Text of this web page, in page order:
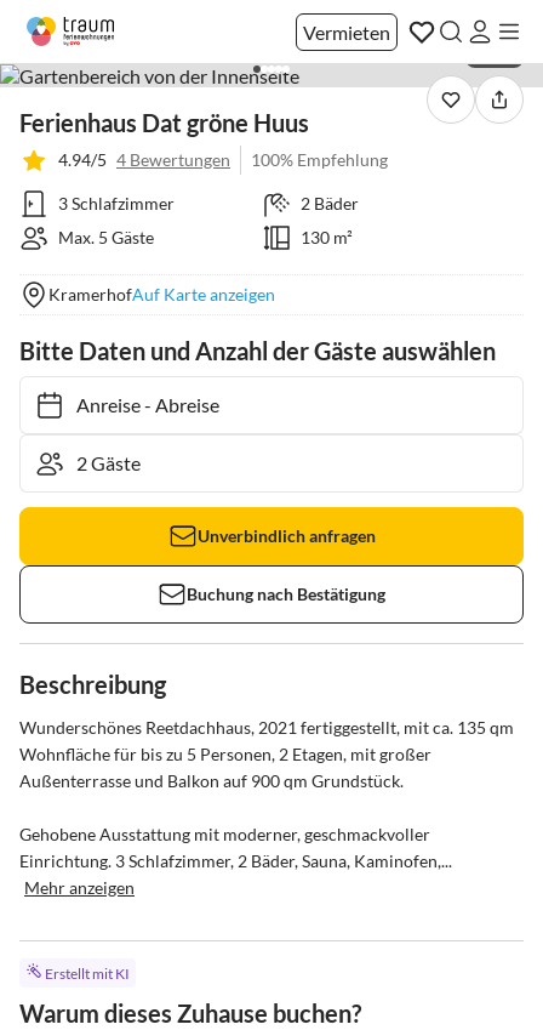
Vermieten
Ferienhaus Dat gröne Huus
4.94/5 4 Bewertungen 100% Empfehlung
3 Schlafzimmer
2 Bäder
Max. 5 Gäste
130 m²
KramerhofAuf Karte anzeigen
Bitte Daten und Anzahl der Gäste auswählen
Anreise- Abreise
Unverbindlich anfragen
Buchung nach Bestätigung
Beschreibung
Wunderschönes Reetdachhaus, 2021 fertiggestellt, mit ca. 135 qm
Wohnfläche für bis zu 5 Personen, 2 Etagen, mit großer
Außenterrasse und Balkon auf 900 qm Grundstück.
Gehobene Ausstattung mit moderner, geschmackvoller
Einrichtung. 3 Schlafzimmer, 2 Bäder, Sauna, Kaminofen,...
Mehr anzeigen
Erstellt mit KI
Warum dieses Zuhause buchen?